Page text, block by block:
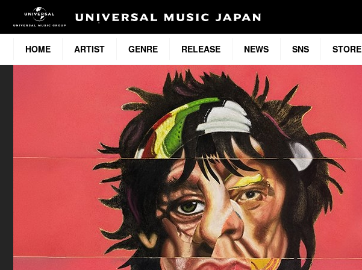
HOME ARTIST GENRE RELEASE NEWS SNS STORE